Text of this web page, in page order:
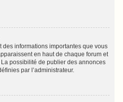
informations importantes que vous
en haut de chaque forum et
possibilité de publier des annonces
par l’administrateur.